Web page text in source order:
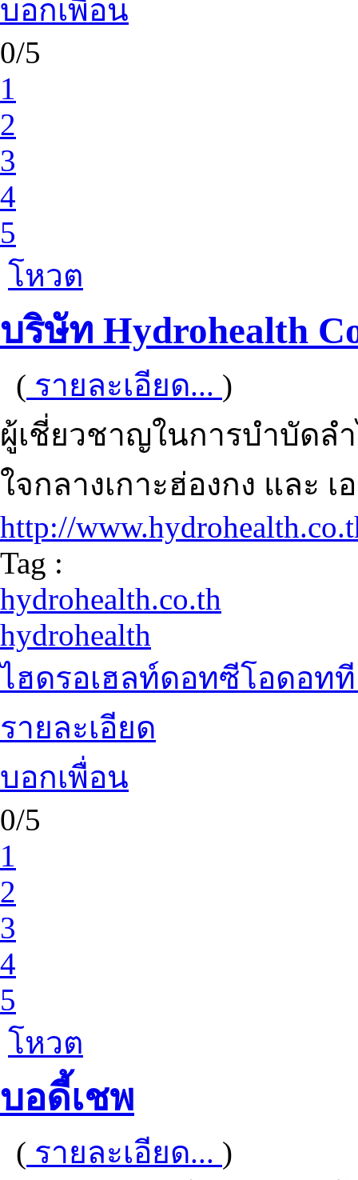
บอกเพื่อน
0/5
1
2
3
4
5
โหวต
บริษัท Hydrohealth
( รายละเอียด... )
ผู้เชี่ยวชาญในการบำบัดล
ใจกลางเกาะฮ่องกง และ
http://
Tag :
hydrohealth.co.th
hydrohealth
ไฮดรอเฮลท์ดอทซีโอดอท
รายละเอียด
บอกเพื่อน
0/5
1
2
3
4
5
โหวต
บอดี้เชพ
( รายละเอียด... )